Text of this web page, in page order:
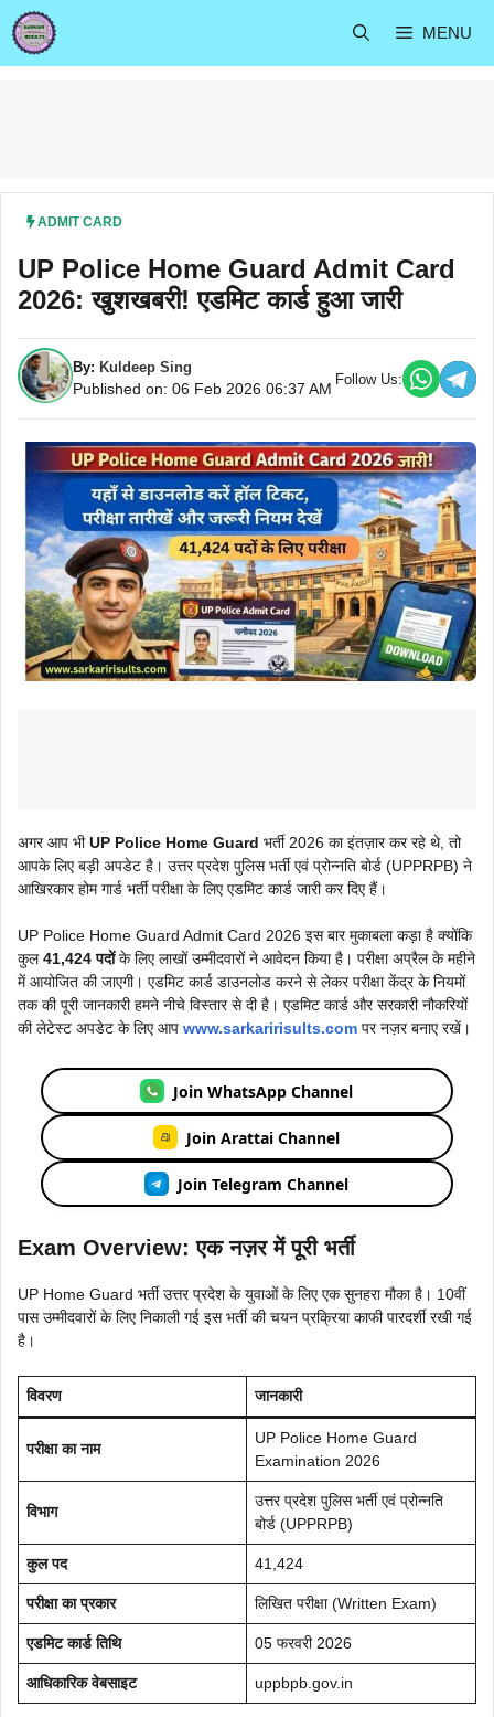
Skip
to
content
MENU
ADMIT CARD
UP Police Home Guard Admit Card
2026: खुशखबरी! एडमिट कार्ड हुआ जारी
By: Kuldeep Sing
Published on: 06 Feb 2026 06:37 AM
Follow Us:
अगर आप भीUP Police Home Guard भर्ती 2026 का इंतज़ार कर रहे थे, तो
आपके लिए बड़ी अपडेट है। उत्तर प्रदेश पुलिस भर्ती एवं प्रोन्नति बोर्ड (UPPRPB) ने
आखिरकार होम गार्ड भर्ती परीक्षा के लिए एडमिट कार्ड जारी कर दिए हैं।
UP Police Home Guard Admit Card 2026 इस बार मुकाबला कड़ा है क्योंकि
कुल41,424 पदोंके लिए लाखों उम्मीदवारों ने आवेदन किया है। परीक्षा अप्रैल के महीने
में आयोजित की जाएगी। एडमिट कार्ड डाउनलोड करने से लेकर परीक्षा केंद्र के नियमों
तक की पूरी जानकारी हमने नीचे विस्तार से दी है। एडमिट कार्ड और सरकारी नौकरियों
की लेटेस्ट अपडेट के लिए आप www.sarkaririsults.com पर नज़र बनाए रखें।
Join WhatsApp Channel
Join Arattai Channel
Join Telegram Channel
Exam Overview: एक नज़र में पूरी भर्ती
UP Home Guard भर्ती उत्तर प्रदेश के युवाओं के लिए एक सुनहरा मौका है। 10वीं
पास उम्मीदवारों के लिए निकाली गई इस भर्ती की चयन प्रक्रिया काफी पारदर्शी रखी गई
है।
विवरण जानकारी
परीक्षा का नाम
UP Police Home Guard
Examination 2026
विभाग
उत्तर प्रदेश पुलिस भर्ती एवं प्रोन्नति
बोर्ड (UPPRPB)
कुल पद 41,424
परीक्षा का प्रकार लिखित परीक्षा (Written Exam)
एडमिट कार्ड तिथि 05 फरवरी 2026
आधिकारिक वेबसाइट uppbpb.gov.in